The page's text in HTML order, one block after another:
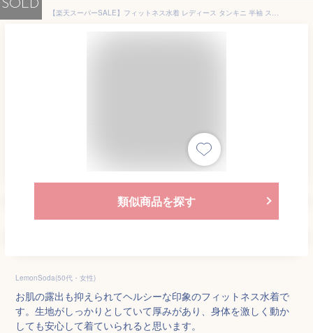
SOLD
【楽天スーパーSALE】フィットネス水着 レディース タンキニ 半袖 スポーツ サーフィン かわいい ビーチウェア 体型カバー 大きいサイズ ママ水着 20代 30代 40代 50代
類似商品を探す
LemonSoda(50代・女性)
お肌の露出も抑えられてヘルシーな印象のフィットネス水着で
す。生地がしっかりとしていて厚みがあり、身体を激しく動か
しても安心して着ていられると思います。